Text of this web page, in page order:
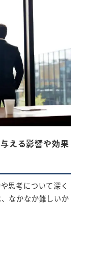
える影響や効果
思考について深く
なかなか難しいか